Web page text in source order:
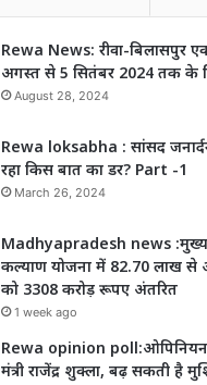
Rewa News: रीवा-बिलासपुर
अगस्त से 5 सितंबर 2024 तक के
August 28, 2024
Rewa loksabha : सांसद
रहा किस बात का डर? Part -1
March 26, 2024
Madhyapradesh news
कल्याण योजना में 82.70 लाख से
को 3308 करोड़ रूपए अंतरित
1 week ago
Rewa opinion
मंत्री राजेंद्र शुक्ला, बढ़ सकती है